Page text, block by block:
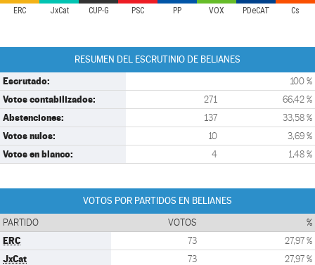
ERC JxCat CUP-G PSC PP VOX PDeCAT Cs
RESUMEN DEL ESCRUTINIO DE BELIANES
Escrutado: 100 %
Votos contabilizados: 271 66,42 %
Abstenciones: 137 33,58 %
Votos nulos: 10 3,69 %
Votos en blanco: 4 1,48 %
VOTOS POR PARTIDOS EN BELIANES
PARTIDO VOTOS %
ERC 73 27,97 %
JxCat 73 27,97 %